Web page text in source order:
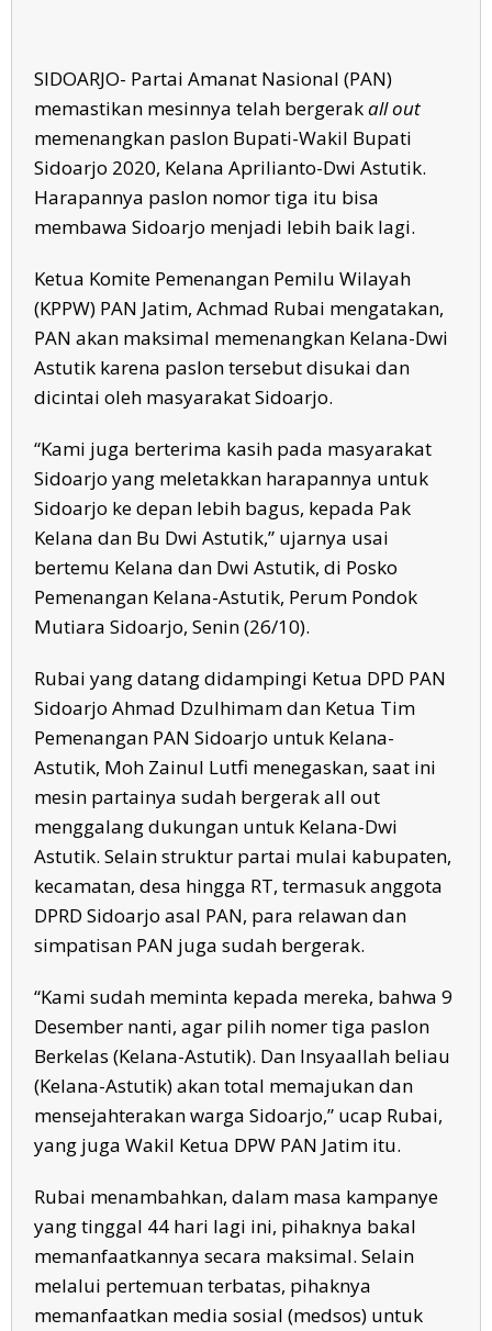
SIDOARJO- Partai Amanat Nasional (PAN)
memastikan mesinnya telah bergerakall out
memenangkan paslon Bupati-Wakil Bupati
Sidoarjo 2020, Kelana Aprilianto-Dwi Astutik.
Harapannya paslon nomor tiga itu bisa
membawa Sidoarjo menjadi lebih baik lagi.
Ketua Komite Pemenangan Pemilu Wilayah
(KPPW) PAN Jatim, Achmad Rubai mengatakan,
PAN akan maksimal memenangkan Kelana-Dwi
Astutik karena paslon tersebut disukai dan
dicintai oleh masyarakat Sidoarjo.
“Kami juga berterima kasih pada masyarakat
Sidoarjo yang meletakkan harapannya untuk
Sidoarjo ke depan lebih bagus, kepada Pak
Kelana dan Bu Dwi Astutik,” ujarnya usai
bertemu Kelana dan Dwi Astutik, di Posko
Pemenangan Kelana-Astutik, Perum Pondok
Mutiara Sidoarjo, Senin (26/10).
Rubai yang datang didampingi Ketua DPD PAN
Sidoarjo Ahmad Dzulhimam dan Ketua Tim
Pemenangan PAN Sidoarjo untuk Kelana-
Astutik, Moh Zainul Lutfi menegaskan, saat ini
mesin partainya sudah bergerak all out
menggalang dukungan untuk Kelana-Dwi
Astutik. Selain struktur partai mulai kabupaten,
kecamatan, desa hingga RT, termasuk anggota
DPRD Sidoarjo asal PAN, para relawan dan
simpatisan PAN juga sudah bergerak.
“Kami sudah meminta kepada mereka, bahwa 9
Desember nanti, agar pilih nomer tiga paslon
Berkelas (Kelana-Astutik). Dan Insyaallah beliau
(Kelana-Astutik) akan total memajukan dan
mensejahterakan warga Sidoarjo,” ucap Rubai,
yang juga Wakil Ketua DPW PAN Jatim itu.
Rubai menambahkan, dalam masa kampanye
yang tinggal 44 hari lagi ini, pihaknya bakal
memanfaatkannya secara maksimal. Selain
melalui pertemuan terbatas, pihaknya
memanfaatkan media sosial (medsos) untuk